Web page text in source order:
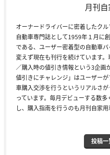
月刊
オーナードライバーに密着したク
自動車専門誌として1959年１月に
である、ユーザー密着型の自動車
変えず現在も刊行を続けています
／購入時の値引き情報という3企画
値引きにチャレンジ」はユーザー
車購入交渉を行うというリアルさ
っています。毎月デビューする数
し、購入指南を行うのも月刊自家用
投稿一